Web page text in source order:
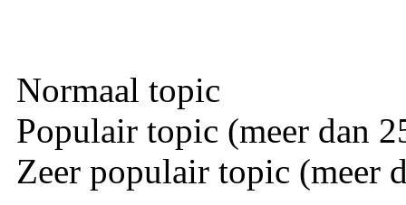
Normaal topic
Populair topic (meer dan
Zeer populair topic (meer